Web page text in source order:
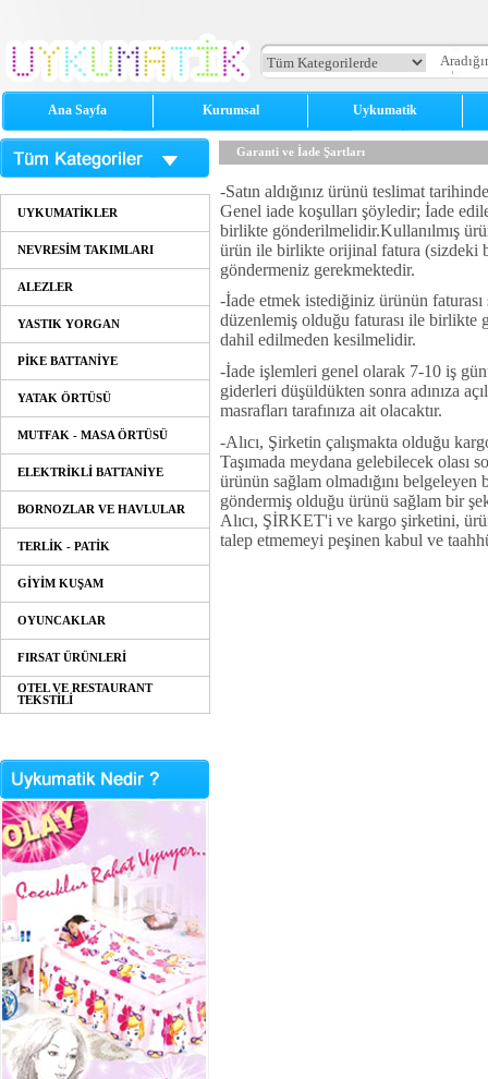
Ana Sayfa Kurumsal Uykumatik
UYKUMATİKLER
NEVRESİM TAKIMLARI
ALEZLER
YASTIK YORGAN
PİKE BATTANİYE
YATAK ÖRTÜSÜ
MUTFAK - MASA ÖRTÜSÜ
ELEKTRİKLİ BATTANİYE
BORNOZLAR VE HAVLULAR
TERLİK - PATİK
GİYİM KUŞAM
OYUNCAKLAR
FIRSAT ÜRÜNLERİ
OTEL VE RESTAURANT
TEKSTİLİ
Garanti ve İade Şartları
-Satın aldığınız ürünü teslimat
Genel iade koşulları şöyledir; İade
birlikte gönderilmelidir.Kullanılmış
ürün ile birlikte orijinal fatura (sizdeki
göndermeniz gerekmektedir.
-İade etmek istediğiniz ürünün
düzenlemiş olduğu faturası ile birlikte
dahil edilmeden kesilmelidir.
-İade işlemleri genel olarak 7-10 iş
giderleri düşüldükten sonra adınıza
masrafları tarafınıza ait olacaktır.
-Alıcı, Şirketin çalışmakta olduğu
Taşımada meydana gelebilecek olası
ürünün sağlam olmadığını
göndermiş olduğu ürünü sağlam bir
Alıcı, ŞİRKET'i ve kargo şirketini,
talep etmemeyi peşinen kabul ve